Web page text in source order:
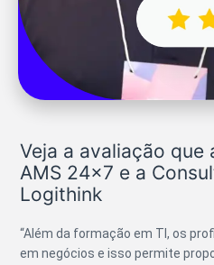
Veja a avaliação que
AMS 24x7 e a
Logithink
“Além da formação em TI, os
em negócios e isso permite